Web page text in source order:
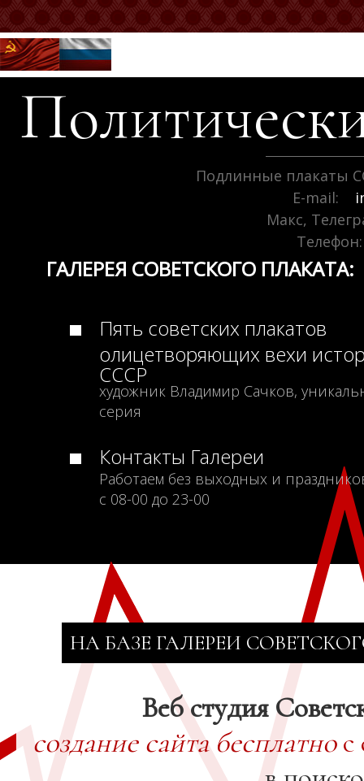
Подлинные плакаты
E-mail:
Макс,
Телефон:
ГАЛЕРЕЯ СОВЕТСКОГО ПЛАКАТА:
Пять советских плакатов
олицетворяющих вехи
СССР
художник Владимир Сачков,
серия
Контакты Галереи
Работаем без выходных и
с 08-00 до 23-00
НА БАЗЕ ГАЛЕРЕИ
Веб студия
создание сайта бесплатнос